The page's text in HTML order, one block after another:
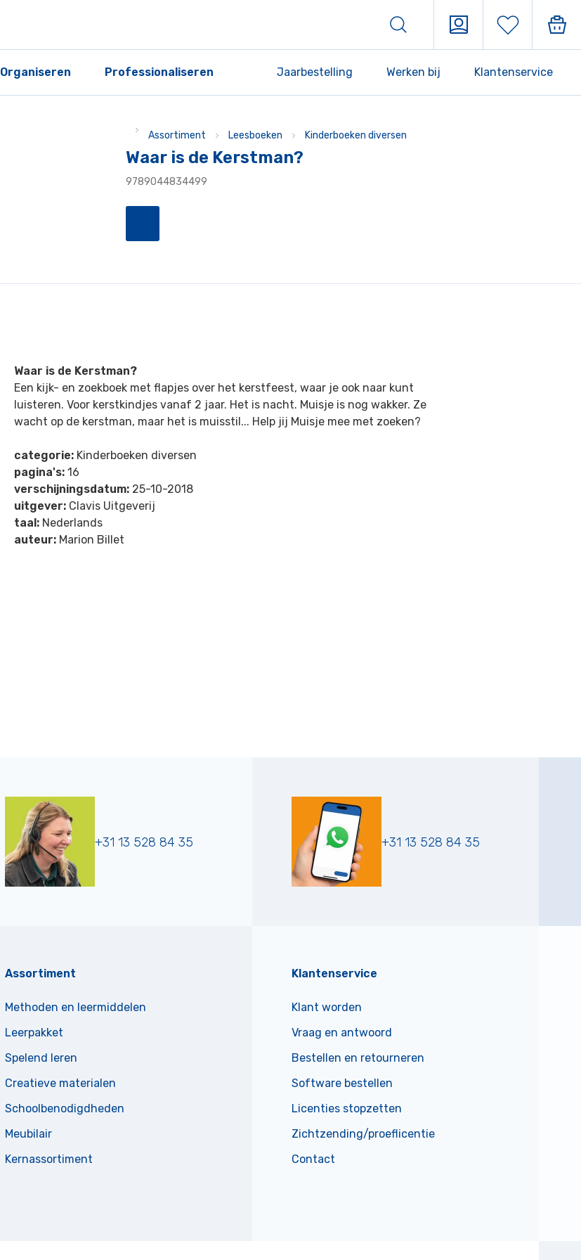
Organiseren Professionaliseren Jaarbestelling Werken bij Klantenservice
Assortiment Leesboeken Kinderboeken diversen
Waar is de Kerstman?
9789044834499
Waar is de Kerstman?
Een kijk- en zoekboek met flapjes over het kerstfeest, waar je ook naar kunt
luisteren. Voor kerstkindjes vanaf 2 jaar. Het is nacht. Muisje is nog wakker. Ze
wacht op de kerstman, maar het is muisstil... Help jij Muisje mee met zoeken?
categorie: Kinderboeken diversen
pagina's: 16
verschijningsdatum: 25-10-2018
uitgever: Clavis Uitgeverij
taal: Nederlands
auteur: Marion Billet
+31 13 528 84 35 +31 13 528 84 35
Assortiment
Methoden en leermiddelen
Leerpakket
Spelend leren
Creatieve materialen
Schoolbenodigdheden
Meubilair
Kernassortiment
Klantenservice
Klant worden
Vraag en antwoord
Bestellen en retourneren
Software bestellen
Licenties stopzetten
Zichtzending/proeflicentie
Contact